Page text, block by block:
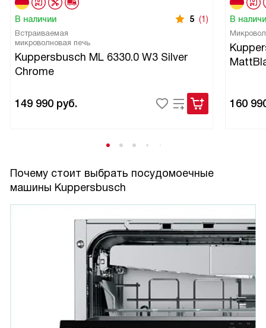
В наличии 5 (1)
Встраиваемая
микроволновая печь
Kuppersbusch ML 6330.0 W3 Silver
Chrome
149 990 руб.
В
160
Почему стоит выбрать посудомоечные
машины Kuppersbusch